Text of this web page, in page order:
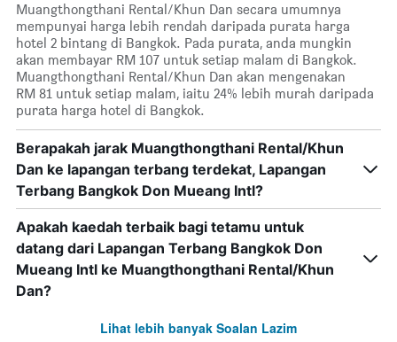
Muangthongthani Rental/Khun Dan secara umumnya
mempunyai harga lebih rendah daripada purata harga
hotel 2 bintang di Bangkok. Pada purata, anda mungkin
akan membayar RM 107 untuk setiap malam di Bangkok.
Muangthongthani Rental/Khun Dan akan mengenakan
RM 81 untuk setiap malam, iaitu 24% lebih murah daripada
purata harga hotel di Bangkok.
Berapakah jarak Muangthongthani Rental/Khun
Dan ke lapangan terbang terdekat, Lapangan
Terbang Bangkok Don Mueang Intl?
Apakah kaedah terbaik bagi tetamu untuk
datang dari Lapangan Terbang Bangkok Don
Mueang Intl ke Muangthongthani Rental/Khun
Dan?
Lihat lebih banyak Soalan Lazim